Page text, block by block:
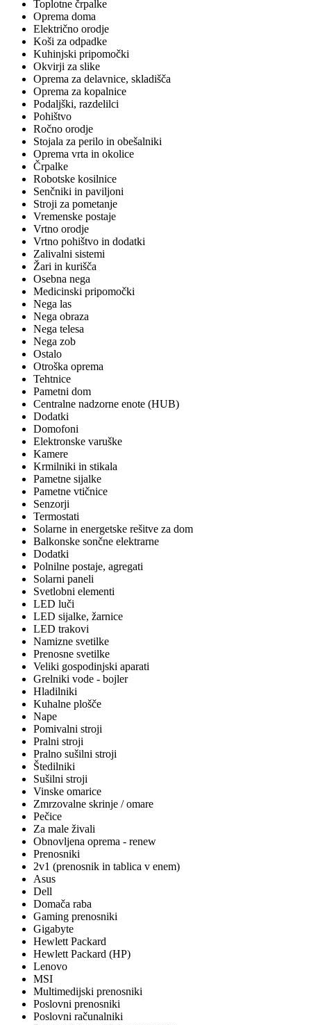
Toplotne črpalke
Oprema doma
Električno orodje
Koši za odpadke
Kuhinjski pripomočki
Okvirji za slike
Oprema za delavnice, skladišča
Oprema za kopalnice
Podaljški, razdelilci
Pohištvo
Ročno orodje
Stojala za perilo in obešalniki
Oprema vrta in okolice
Črpalke
Robotske kosilnice
Senčniki in paviljoni
Stroji za pometanje
Vremenske postaje
Vrtno orodje
Vrtno pohištvo in dodatki
Zalivalni sistemi
Žari in kurišča
Osebna nega
Medicinski pripomočki
Nega las
Nega obraza
Nega telesa
Nega zob
Ostalo
Otroška oprema
Tehtnice
Pametni dom
Centralne nadzorne enote (HUB)
Dodatki
Domofoni
Elektronske varuške
Kamere
Krmilniki in stikala
Pametne sijalke
Pametne vtičnice
Senzorji
Termostati
Solarne in energetske rešitve za dom
Balkonske sončne elektrarne
Dodatki
Polnilne postaje, agregati
Solarni paneli
Svetlobni elementi
LED luči
LED sijalke, žarnice
LED trakovi
Namizne svetilke
Prenosne svetilke
Veliki gospodinjski aparati
Grelniki vode - bojler
Hladilniki
Kuhalne plošče
Nape
Pomivalni stroji
Pralni stroji
Pralno sušilni stroji
Štedilniki
Sušilni stroji
Vinske omarice
Zmrzovalne skrinje / omare
Pečice
Za male živali
Obnovljena oprema - renew
Prenosniki
2v1 (prenosnik in tablica v enem)
Asus
Dell
Domača raba
Gaming prenosniki
Gigabyte
Hewlett Packard
Hewlett Packard (HP)
Lenovo
MSI
Multimedijski prenosniki
Poslovni prenosniki
Poslovni računalniki